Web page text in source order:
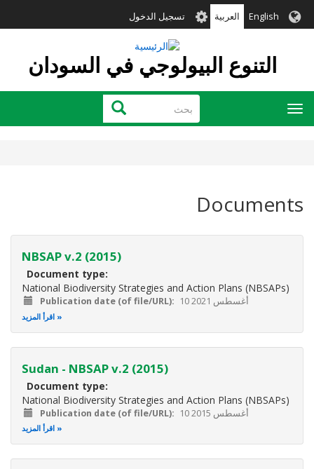
إلى
English العربية User
account
menu
تسجيل الدخول
التنوع البيولوجي في السودان
بحث بحث
Toggle
navigation
Documents
NBSAP v.2 (2015)
Document type
National Biodiversity Strategies and Action Plans (NBSAPs)
Publication date (of file/URL) 10 أغسطس 2021
اقرأ المزيد
Sudan - NBSAP v.2 (2015)
Document type
National Biodiversity Strategies and Action Plans (NBSAPs)
Publication date (of file/URL) 10 أغسطس 2015
اقرأ المزيد